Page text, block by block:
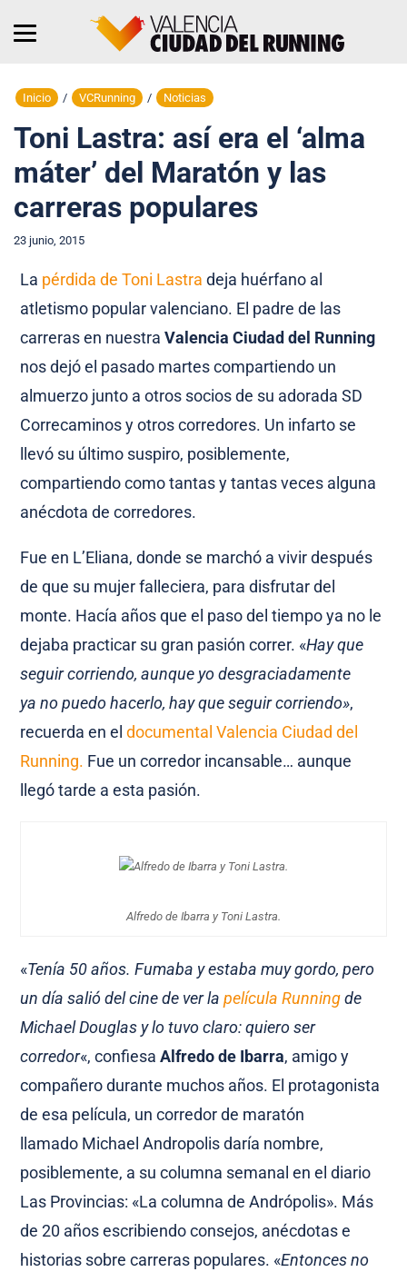
Inicio / VCRunning / Noticias
Toni Lastra: así era el ‘alma
máter’ del Maratón y las
carreras populares
23 junio, 2015
La pérdida de Toni Lastra deja huérfano al
atletismo popular valenciano. El padre de las
carreras en nuestraValencia Ciudad del Running
nos dejó el pasado martes compartiendo un
almuerzo junto a otros socios de su adorada SD
Correcaminos y otros corredores. Un infarto se
llevó su último suspiro, posiblemente,
compartiendo como tantas y tantas veces alguna
anécdota de corredores.
Fue en L’Eliana, donde se marchó a vivir después
de que su mujer falleciera, para disfrutar del
monte. Hacía años que el paso del tiempo ya no le
dejaba practicar su gran pasión correr. «Hay que
seguir corriendo, aunque yo desgraciadamente
ya no puedo hacerlo, hay que seguir corriendo»,
recuerda en eldocumental Valencia Ciudad del
Running. Fue un corredor incansable… aunque
llegó tarde a esta pasión.
Alfredo de Ibarra y Toni Lastra.
«Tenía 50 años. Fumaba y estaba muy gordo, pero
un día salió del cine de ver lapelícula Runningde
Michael Douglas y lo tuvo claro: quiero ser
corredor«, confiesaAlfredo de Ibarra, amigo y
compañero durante muchos años. El protagonista
de esa película, un corredor de maratón
llamado Michael Andropolis daría nombre,
posiblemente, a su columna semanal en el diario
Las Provincias: «La columna de Andrópolis». Más
de 20 años escribiendo consejos, anécdotas e
historias sobre carreras populares. «Entonces no